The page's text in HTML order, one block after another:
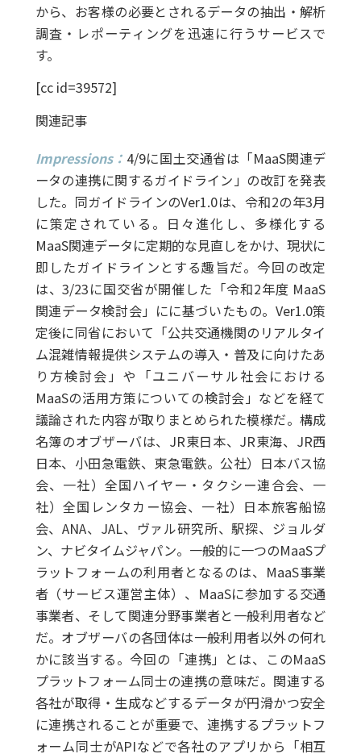
から、お客様の必要とされるデータの抽出・解析
調査・レポーティングを迅速に行うサービスで
す。
[cc id=39572]
関連記事
Impressions： 4/9に国土交通省は「MaaS関連デ
ータの連携に関するガイドライン」の改訂を発表
した。同ガイドラインのVer1.0は、令和2の年3月
に策定されている。日々進化し、多様化する
MaaS関連データに定期的な見直しをかけ、現状に
即したガイドラインとする趣旨だ。今回の改定
は、3/23に国交省が開催した「令和2年度 MaaS
関連データ検討会」にに基づいたもの。Ver1.0策
定後に同省において「公共交通機関のリアルタイ
ム混雑情報提供システムの導入・普及に向けたあ
り方検討会」や「ユニバーサル社会における
MaaSの活用方策についての検討会」などを経て
議論された内容が取りまとめられた模様だ。構成
名簿のオブザーバは、JR東日本、JR東海、JR西
日本、小田急電鉄、東急電鉄。公社）日本バス協
会、一社）全国ハイヤー・タクシー連合会、一
社）全国レンタカー協会、一社）日本旅客船協
会、ANA、JAL、ヴァル研究所、駅探、ジョルダ
ン、ナビタイムジャパン。一般的に一つのMaaSプ
ラットフォームの利用者となるのは、MaaS事業
者（サービス運営主体）、MaaSに参加する交通
事業者、そして関連分野事業者と一般利用者など
だ。オブザーバの各団体は一般利用者以外の何れ
かに該当する。今回の「連携」とは、このMaaS
プラットフォーム同士の連携の意味だ。関連する
各社が取得・生成などするデータが円滑かつ安全
に連携されることが重要で、連携するプラットフ
ォーム同士がAPIなどで各社のアプリから「相互